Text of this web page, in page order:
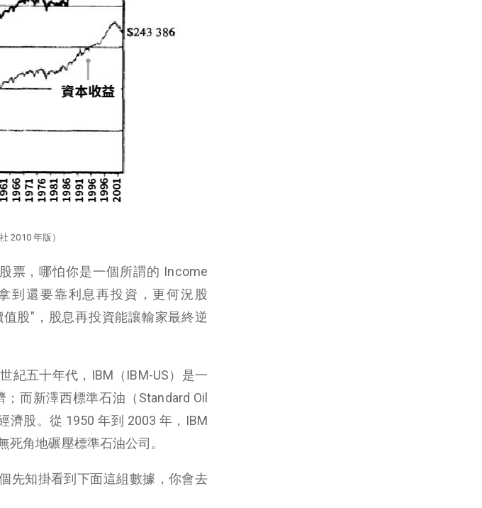
2010 年版）
票，哪怕你是一個所謂的 Income
到還要靠利息再投資，更何況股
股”，股息再投資能讓輸家最終逆
紀五十年代，IBM（IBM-US）是一
而新澤西標準石油（Standard Oil
股。從 1950 年到 2003 年，IBM
角地碾壓標準石油公司。
先知掛看到下面這組數據，你會去